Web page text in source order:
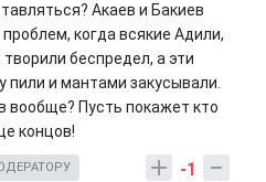
Акаев и Бакиев
когда всякие Адили,
беспредел, а эти
и мантами закусывали.
вообще? Пусть покажет кто
концов!
-1